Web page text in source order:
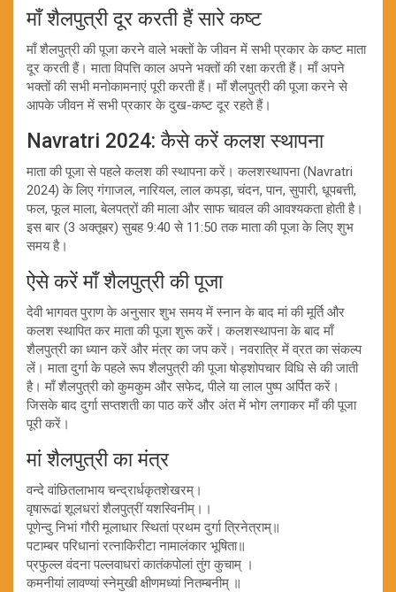
माँ शैलपुत्री दूर करती हैं सारे कष्ट
माँ शैलपुत्री की पूजा करने वाले भक्तों के जीवन में सभी प्रकार के कष्ट माता
दूर करती हैं। माता विपत्ति काल अपने भक्तों की रक्षा करती हैं। माँ अपने
भक्तों की सभी मनोकामनाएं पूरी करती हैं। माँ शैलपुत्री की पूजा करने से
आपके जीवन में सभी प्रकार के दुख-कष्ट दूर रहते हैं।
Navratri 2024: कैसे करें कलश स्थापना
माता की पूजा से पहले कलश की स्थापना करें। कलशस्थापना (Navratri
2024) के लिए गंगाजल, नारियल, लाल कपड़ा, चंदन, पान, सुपारी, धूपबत्ती,
फल, फूल माला, बेलपत्रों की माला और साफ चावल की आवश्यकता होती है।
इस बार (3 अक्तूबर) सुबह 9:40 से 11:50 तक माता की पूजा के लिए शुभ
समय है।
ऐसे करें माँ शैलपुत्री की पूजा
देवी भागवत पुराण के अनुसार शुभ समय में स्नान के बाद मां की मूर्ति और
कलश स्थापित कर माता की पूजा शुरू करें। कलशस्थापना के बाद माँ
शैलपुत्री का ध्यान करें और मंत्र का जप करें। नवरात्रि में व्रत का संकल्प
लें। माता दुर्गा के पहले रूप शैलपुत्री की पूजा षोड्शोपचार विधि से की जाती
है। माँ शैलपुत्री को कुमकुम और सफेद, पीले या लाल पुष्प अर्पित करें।
जिसके बाद दुर्गा सप्तशती का पाठ करें और अंत में भोग लगाकर माँ की पूजा
पूरी करें।
मां शैलपुत्री का मंत्र
वन्दे वांछितलाभाय चन्द्रार्धकृतशेखरम्।
वृषारूढां शूलधरां शैलपुत्रीं यशस्विनीम्।।
पूणेन्दु निभां गौरी मूलाधार स्थितां प्रथम दुर्गा त्रिनेत्राम्॥
पटाम्बर परिधानां रत्नाकिरीटा नामालंकार भूषिता॥
प्रफुल्ल वंदना पल्लवाधरां कातंकपोलां तुंग कुचाम् ।
कमनीयां लावण्यां स्नेमुखी क्षीणमध्यां नितम्बनीम् ॥